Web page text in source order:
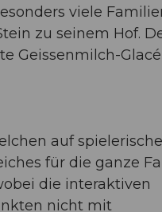
viele
zu seinem Hof.
Geissenmilch-
auf
für die ganze
die interaktiven
nicht mit